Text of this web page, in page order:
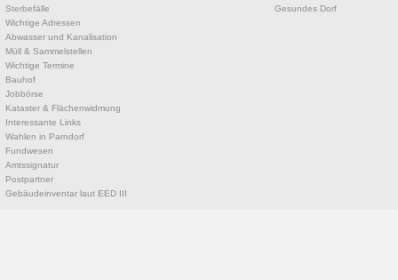
Sterbefälle
Wichtige Adressen
Abwasser und Kanalisation
Müll & Sammelstellen
Wichtige Termine
Bauhof
Jobbörse
Kataster & Flächenwidmung
Interessante Links
Wahlen in Parndorf
Fundwesen
Amtssignatur
Postpartner
Gebäudeinventar laut EED III
Gesundes Dorf